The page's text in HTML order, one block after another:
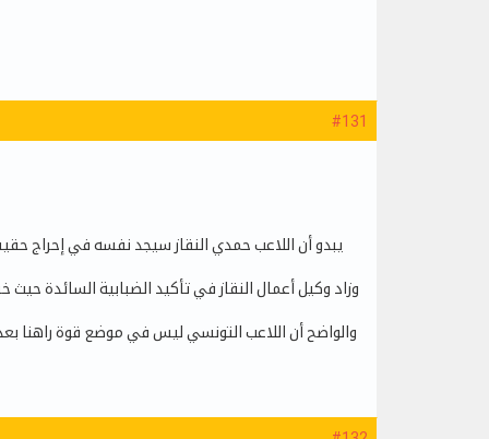
#131
يبدو أن اللاعب حمدي النقاز سيجد نفسه في إحراج
وزاد وكيل أعمال النقاز في تأكيد الضبابية السائدة
والواضح أن اللاعب التونسي ليس في موضع قوة راهنا